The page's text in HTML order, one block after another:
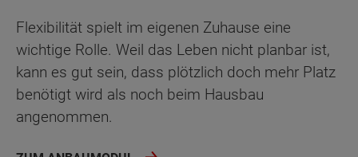
Flexibilität spielt im eigenen Zuhause eine
wichtige Rolle. Weil das Leben nicht planbar ist,
kann es gut sein, dass plötzlich doch mehr Platz
benötigt wird als noch beim Hausbau
angenommen.